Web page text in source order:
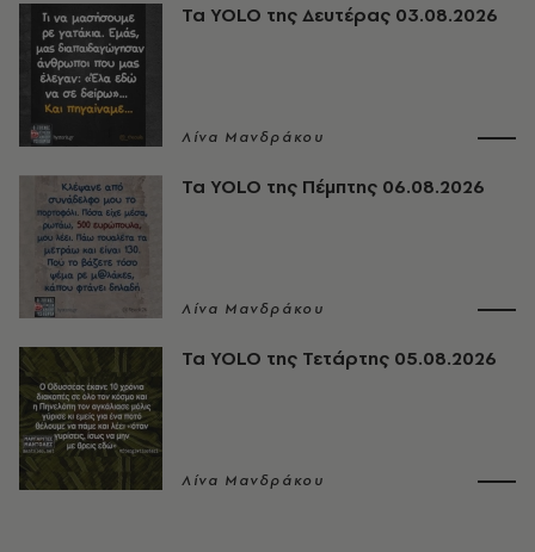
Τα YOLO της Δευτέρας 03.08.2026
Λίνα Μανδράκου
Τα YOLO της Πέμπτης 06.08.2026
Λίνα Μανδράκου
Τα YOLO της Τετάρτης 05.08.2026
Λίνα Μανδράκου